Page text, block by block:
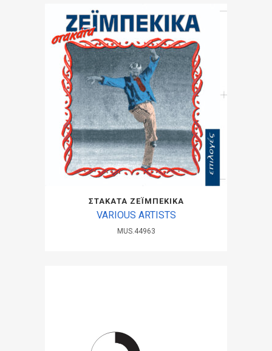
ΣΤΑΚΑΤΑ ΖΕΪΜΠΕΚΙΚΑ
VARIOUS ARTISTS
MUS.44963